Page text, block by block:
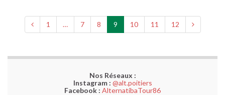
1 … 7 8 9 10 11 12
Nos Réseaux :
Instagram : @alt.poitiers
Facebook : AlternatibaTour86